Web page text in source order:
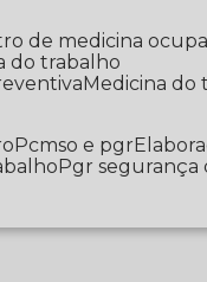
de medicina
do trabalho
Medicina
Pcmso e pgr
Pgr